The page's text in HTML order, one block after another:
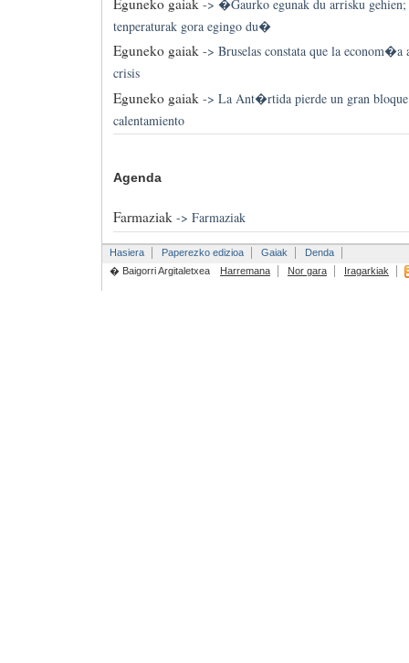
-> �Gaurko egunak du arrisku gehien;
tenperaturak gora egingo du�
Eguneko gaiak-> Bruselas constata que la econom�a
crisis
Eguneko gaiak -> La Ant�rtida pierde un gran
calentamiento
Agenda
Farmaziak-> Farmaziak
Hasiera Paperezko edizioa Gaiak
Denda
� Baigorri Argitaletxea
Harremana Nor gara Iragarkiak